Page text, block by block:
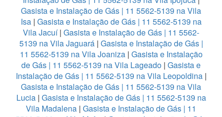
Gasista e Instalação de Gás | 11 5562-5139 na Vila
Isa| Gasista e Instalação de Gás | 11 5562-5139 na
Vila Jacuí| Gasista e Instalação de Gás | 11 5562-
5139 na Vila Jaguará| Gasista e Instalação de Gás |
11 5562-5139 na Vila Joaniza| Gasista e Instalação
de Gás | 11 5562-5139 na Vila Lageado | Gasista e
Instalação de Gás | 11 5562-5139 na Vila Leopoldina|
Gasista e Instalação de Gás | 11 5562-5139 na Vila
Lucia| Gasista e Instalação de Gás | 11 5562-5139 na
Vila Madalena | Gasista e Instalação de Gás | 11